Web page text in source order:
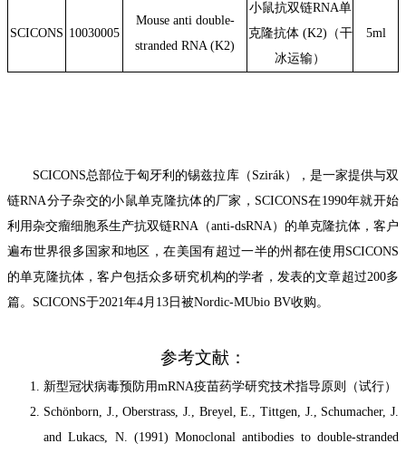
SCICONS 10030005
Mouse anti double-
stranded RNA (K2)
小鼠抗双链RNA单
克隆抗体 (K2)（干
冰运输）
5ml
SCICONS总部位于匈牙利的锡兹拉库（ Szirák），是一家提供与双
链RNA分子杂交的小鼠单克隆抗体的厂家， SCICONS在1990年就开始
利用杂交瘤细胞系生产抗双链RNA （anti-dsRNA）的单克隆抗体， 客户
遍布世界很多国家和地区，在美国有超过一半的州都在使用 SCICONS
的单克隆抗体 ，客户包括众多研究机构的学者，发表的文章超过200多
篇。 SCICONS于2021年4月 13 日被Nordic-MUbio BV收购。
参考文献：
新型冠状病毒预防用mRNA疫苗药学研究技术指导原则（试行）
Schönborn, J., Oberstrass, J., Breyel, E., Tittgen, J., Schumacher, J.
and Lukacs, N. (1991) Monoclonal antibodies to double-stranded